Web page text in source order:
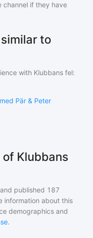
channel if they have
to
with Klubbans fel:
Pär & Peter
Klubbans
published 187
information about this
demographics and
.